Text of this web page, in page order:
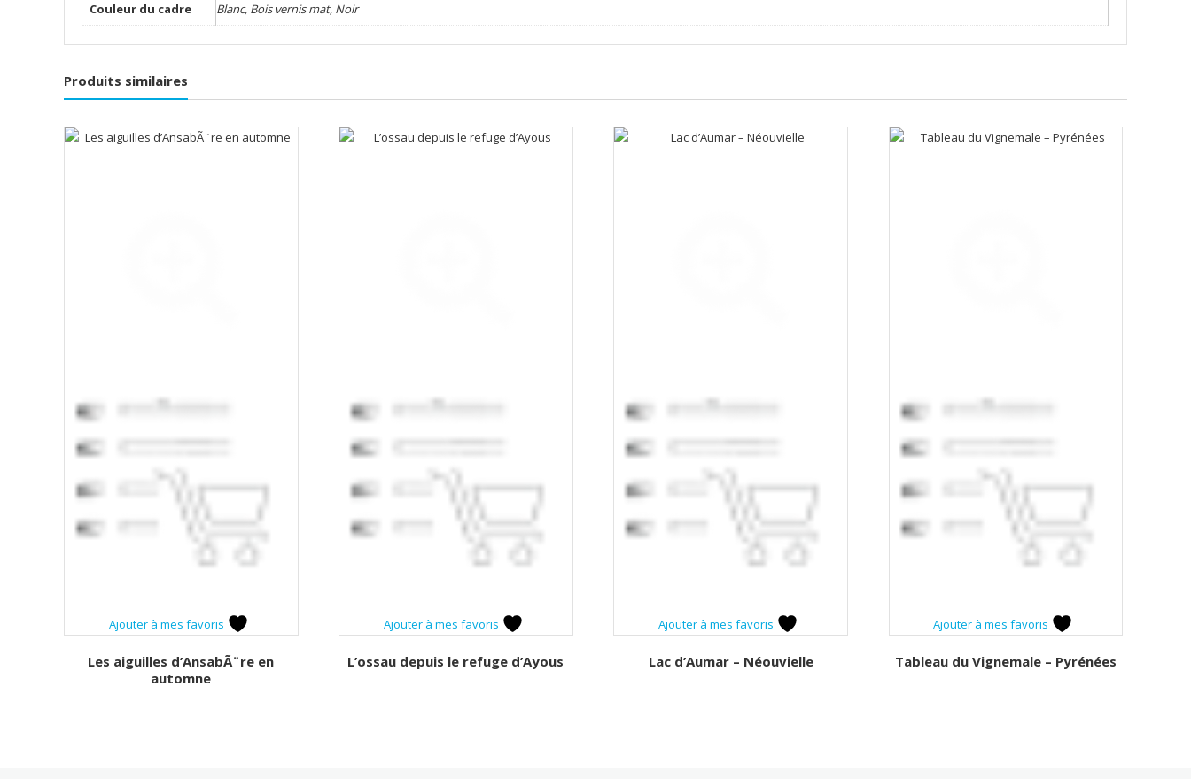
Couleur du cadre Blanc, Bois vernis mat, Noir
Produits similaires
Ajouter à mes favoris
Les aiguilles d’AnsabÃ¨re en
automne
Ajouter à mes favoris
L’ossau depuis le refuge d’Ayous
Ajouter à mes favoris
Lac d’Aumar – Néouvielle
Ajouter à mes favoris
Tableau du Vignemale – Pyrénées